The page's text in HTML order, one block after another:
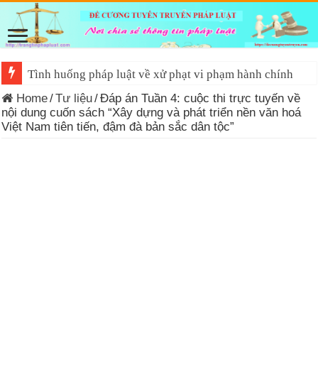
Tình huống pháp luật về xử phạt vi phạm hành chính
Đề cương tuyên truyền Luật Tiếp cận thông tin 2026
Home/Tư liệu/Đáp án Tuần 4: cuộc thi trực tuyến về
nội dung cuốn sách “Xây dựng và phát triển nền văn hoá
Việt Nam tiên tiến, đậm đà bản sắc dân tộc”